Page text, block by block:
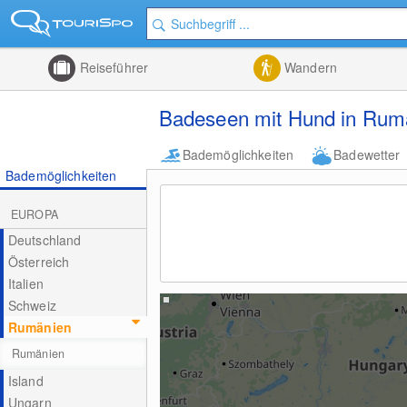
Reiseführer Wandern
Badeseen mit Hund in
Bademöglichkeiten
Badewetter
Bademöglichkeiten
EUROPA
Deutschland
Österreich
Italien
Schweiz
Rumänien
Rumänien
Island
Ungarn